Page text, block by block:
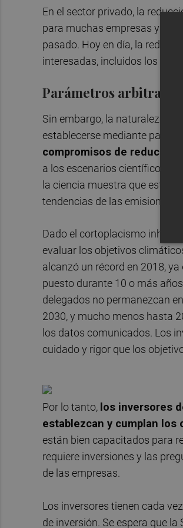
En el sector privado, la
para muchas empresas y ha
pasado. Hoy en día, la
interesadas, incluidos los
Parámetros arbitrarios
Sin embargo, la naturaleza
establecerse mediante
compromisos de
a los escenarios científicos
la ciencia muestra que estas
tendencias de las emisiones
Dado el cortoplacismo
evaluar los objetivos
alcanzó un récord en 2018,
puesto durante 10 o más años
delegados no permanezcan
2030, y mucho menos hasta
los datos comunicados. Los
cuidado y rigor que los
Por lo tanto, los inversores
establezcan y cumplan
están bien capacitados para
requiere inversiones y las
de las empresas.
Los inversores tienen cada
de inversión. Se espera que